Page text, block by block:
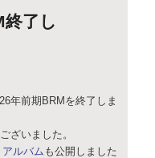
了し
年前期BRMを終了しま
ざいました。
アルバムも公開しました